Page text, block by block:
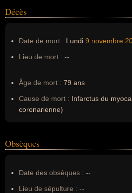
Décès
Date de mort : Lundi 9 novembre
Lieu de mort : --
Âge de mort : 79 ans
Cause de mort : Infarctus du
coronarienne)
Obsèques
Date des obsèques : --
Lieu de sépulture : --